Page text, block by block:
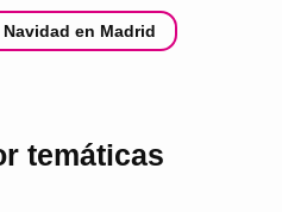
en Madrid
temáticas